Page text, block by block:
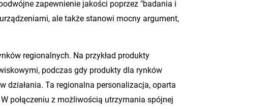
zapewnienie jakości poprzez "badania i
ale także stanowi mocny argument,
regionalnych. Na przykład produkty
podczas gdy produkty dla rynków
działania. Ta regionalna personalizacja, oparta
połączeniu z możliwością utrzymania spójnej